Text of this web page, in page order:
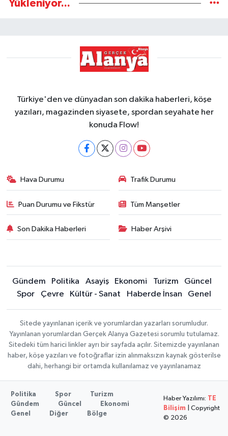
Yükleniyor...
Türkiye'den ve dünyadan son dakika haberleri, köşe
yazıları, magazinden siyasete, spordan seyahate her
konuda Flow!
Hava Durumu Trafik Durumu
Puan Durumu ve Fikstür Tüm Manşetler
Son Dakika Haberleri Haber Arşivi
Gündem Politika Asayiş Ekonomi Turizm
Güncel
Spor
Çevre Kültür - Sanat Haberde İnsan Genel
Sitede yayınlanan içerik ve yorumlardan yazarları sorumludur.
Yayınlanan yorumlardan Gerçek Alanya Gazetesi sorumlu tutulamaz.
Sitedeki tüm harici linkler ayrı bir sayfada açılır. Sitemizde yayınlanan
haber, köşe yazıları ve fotoğraflar izin alınmaksızın kaynak gösterilse
dahi, herhangi bir ortamda kullanılamaz ve yayınlanamaz
Politika Spor
Turizm
Gündem
Güncel
Ekonomi
Genel
Diğer Bölge
Haber Yazılımı:
TE
Bilişim | Copyright
© 2026